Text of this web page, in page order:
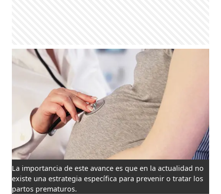
La importancia de este avance es que en la actualidad no
existe una estrategia específica para prevenir o tratar los
partos prematuros.